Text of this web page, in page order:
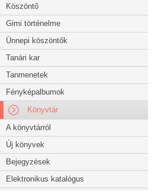
Köszöntő
Gimi történelme
Ünnepi köszöntők
Tanári kar
Tanmenetek
Fényképalbumok
Könyvtár
A könyvtárról
Új könyvek
Bejegyzések
Elektronikus katalógus